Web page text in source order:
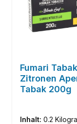
Fumari
Zitronen
Tabak 200g
Inhalt: 0.2